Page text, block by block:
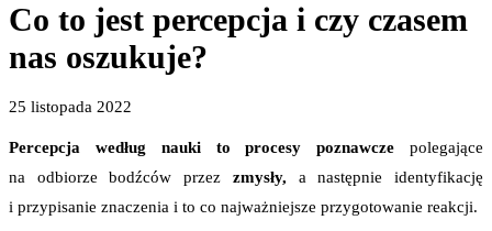
Co to jest percepcja i czy czasem
nas oszukuje?
25 listopada 2022
Percepcja według nauki to procesy poznawcze polegające
na odbiorze bodźców przez zmysły, a następnie identyfikację
i przypisanie znaczenia i to co najważniejsze przygotowanie reakcji.